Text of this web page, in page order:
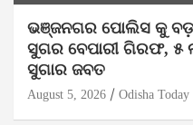
ଭଞ୍ଜନଗର ପୋଲିସ କୁ ବଡ଼
ସୁଗର ବେପାରୀ ଗିରଫ, ୫
ସୁଗାର ଜବତ
August 5, 2026 Odisha Today